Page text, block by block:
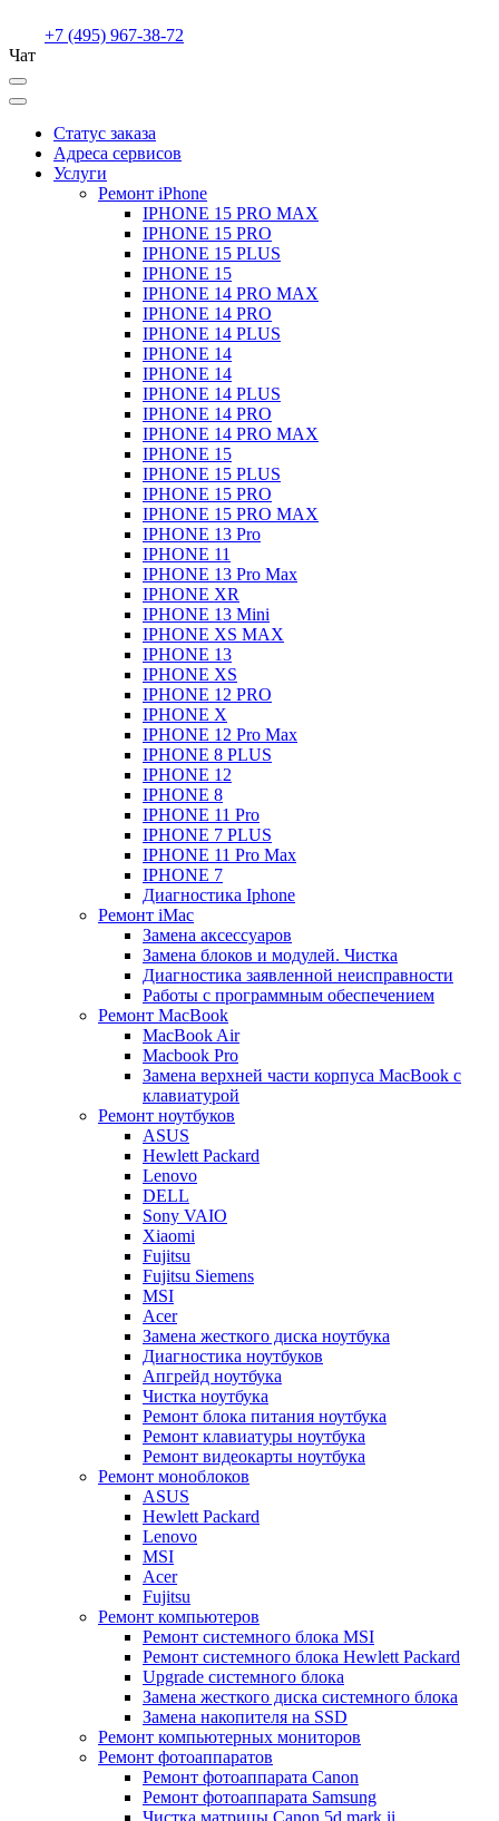
+7 (495) 967-38-72
Чат
Статус заказа
Адреса сервисов
Услуги
Ремонт iPhone
IPHONE 15 PRO MAX
IPHONE 15 PRO
IPHONE 15 PLUS
IPHONE 15
IPHONE 14 PRO MAX
IPHONE 14 PRO
IPHONE 14 PLUS
IPHONE 14
IPHONE 14
IPHONE 14 PLUS
IPHONE 14 PRO
IPHONE 14 PRO MAX
IPHONE 15
IPHONE 15 PLUS
IPHONE 15 PRO
IPHONE 15 PRO MAX
IPHONE 13 Pro
IPHONE 11
IPHONE 13 Pro Max
IPHONE XR
IPHONE 13 Mini
IPHONE XS MAX
IPHONE 13
IPHONE XS
IPHONE 12 PRO
IPHONE X
IPHONE 12 Pro Max
IPHONE 8 PLUS
IPHONE 12
IPHONE 8
IPHONE 11 Pro
IPHONE 7 PLUS
IPHONE 11 Pro Max
IPHONE 7
Диагностика Iphone
Ремонт iMac
Замена аксессуаров
Замена блоков и модулей. Чистка
Диагностика заявленной неисправности
Работы с программным обеспечением
Ремонт MacBook
MacBook Air
Macbook Pro
Замена верхней части корпуса MacBook с
клавиатурой
Ремонт ноутбуков
ASUS
Hewlett Packard
Lenovo
DELL
Sony VAIO
Xiaomi
Fujitsu
Fujitsu Siemens
MSI
Acer
Замена жесткого диска ноутбука
Диагностика ноутбуков
Апгрейд ноутбука
Чистка ноутбука
Ремонт блока питания ноутбука
Ремонт клавиатуры ноутбука
Ремонт видеокарты ноутбука
Ремонт моноблоков
ASUS
Hewlett Packard
Lenovo
MSI
Acer
Fujitsu
Ремонт компьютеров
Ремонт системного блока MSI
Ремонт системного блока Hewlett Packard
Upgrade системного блока
Замена жесткого диска системного блока
Замена накопителя на SSD
Ремонт компьютерных мониторов
Ремонт фотоаппаратов
Ремонт фотоаппарата Canon
Ремонт фотоаппарата Samsung
Чистка матрицы Canon 5d mark ii